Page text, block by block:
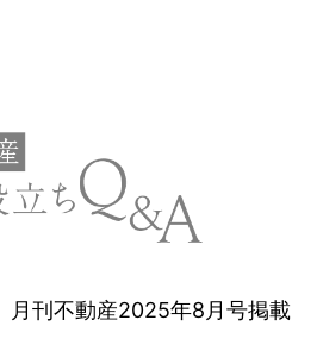
月刊不動産2025年8月号掲載